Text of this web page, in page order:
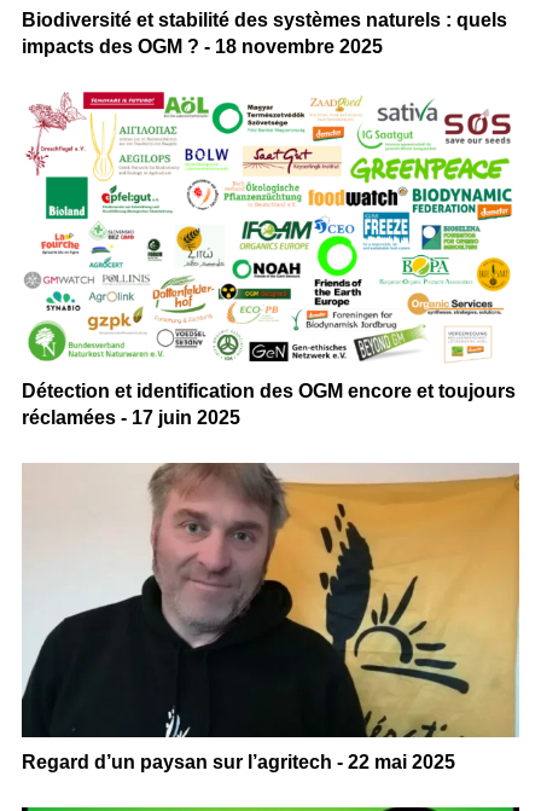
Biodiversité et stabilité des systèmes naturels : quels
impacts des OGM ? - 18 novembre 2025
Détection et identification des OGM encore et toujours
réclamées - 17 juin 2025
Regard d’un paysan sur l’agritech - 22 mai 2025